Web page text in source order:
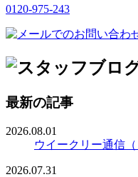
0120-975-243
最新の記事
2026.08.01
ウイークリー通信（
2026.07.31